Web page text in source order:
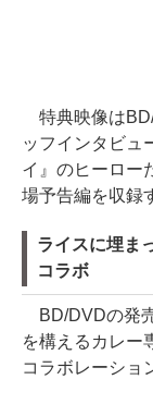
特典映像は
ッフインタビュ
イ』のヒーロー
場予告編を収録
ライスに埋ま
コラボ
BD/DVDの発
を構えるカレー
コラボレーショ